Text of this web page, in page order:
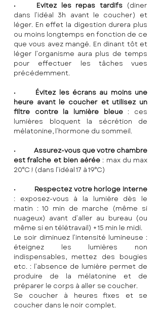
Evitez les repas tardifs (diner
dans l’idéal 3h avant le coucher) et
léger. En effet la digestion durera plus
ou moins longtemps en fonction de ce
que vous avez mangé. En dinant tôt et
léger l’organisme aura plus de temps
pour effectuer les tâches vues
précédemment.
Évitez les écrans au moins une
heure avant le coucher et utilisez un
filtre contre la lumière bleue : ces
lumières bloquent la sécrétion de
mélatonine, l’hormone du sommeil.
Assurez-vous que votre chambre
est fraîche et bien aérée : max du max
20°C ! (dans l’idéal 17 à 19°C)
Respectez votre horloge interne
: exposez-vous à la lumière dès le
matin : 10 min de marche (même si
nuageux) avant d’aller au bureau (ou
même si en télétravail) + 15 min le midi.
Le soir diminuez l’intensité lumineuse :
éteignez les lumières non
indispensables, mettez des bougies
etc. : l’absence de lumière permet de
produire de la mélatonine et de
préparer le corps à aller se coucher.
Se coucher à heures fixes et se
coucher dans le noir complet.